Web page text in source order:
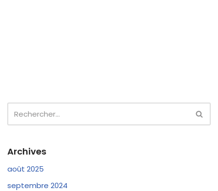
Archives
août 2025
septembre 2024